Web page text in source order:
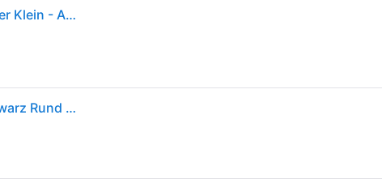
ELHO Blumentopf Balkon Vibia Campana Easy Hanger Klein - Anthrazit - Außenbalkon - L 24,1 x B 20,5 x H 26,5 cm
Elho Vibia Campana Easy Hanger Balkonkasten Schwarz Rund Kunststoff 2.8L